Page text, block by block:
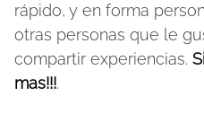
rápido, y en forma
otras personas que le
compartir experiencias.
mas!!!.